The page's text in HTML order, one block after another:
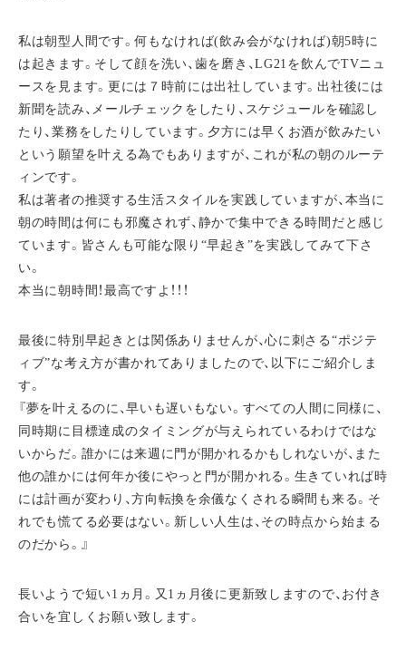
私は朝型人間です。何もなければ(飲み会がなければ)朝5時に
は起きます。そして顔を洗い、歯を磨き、LG21を飲んでTVニュ
ースを見ます。更には７時前には出社しています。出社後には
新聞を読み、メールチェックをしたり、スケジュールを確認し
たり、業務をしたりしています。夕方には早くお酒が飲みたい
という願望を叶える為でもありますが、これが私の朝のルーテ
ィンです。
私は著者の推奨する生活スタイルを実践していますが、本当に
朝の時間は何にも邪魔されず、静かで集中できる時間だと感じ
ています。皆さんも可能な限り“早起き”を実践してみて下さ
い。
本当に朝時間！最高ですよ！！！
最後に特別早起きとは関係ありませんが、心に刺さる“ポジテ
ィブ”な考え方が書かれてありましたので、以下にご紹介しま
す。
『夢を叶えるのに、早いも遅いもない。すべての人間に同様に、
同時期に目標達成のタイミングが与えられているわけではな
いからだ。誰かには来週に門が開かれるかもしれないが、また
他の誰かには何年か後にやっと門が開かれる。生きていれば時
には計画が変わり、方向転換を余儀なくされる瞬間も来る。そ
れでも慌てる必要はない。新しい人生は、その時点から始まる
のだから。』
長いようで短い1ヵ月。又1ヵ月後に更新致しますので、お付き
合いを宜しくお願い致します。